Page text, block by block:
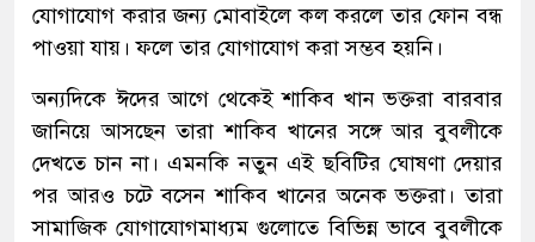
যোগাযোগ করার জন্য মোবাইলে কল করলে তার ফোন বন্ধ
পাওয়া যায়। ফলে তার যোগাযোগ করা সম্ভব হয়নি।
অন্যদিকে ঈদের আগে থেকেই শাকিব খান ভক্তরা বারবার
জানিয়ে আসছেন তারা শাকিব খানের সঙ্গে আর বুবলীকে
দেখতে চান না। এমনকি নতুন এই ছবিটির ঘোষণা দেয়ার
পর আরও চটে বসেন শাকিব খানের অনেক ভক্তরা। তারা
সামাজিক যোগাযোগমাধ্যম গুলোতে বিভিন্ন ভাবে বুবলীকে